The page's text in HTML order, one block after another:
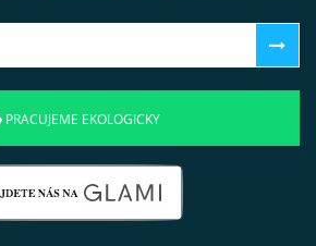
PRACUJEME EKOLOGICKY